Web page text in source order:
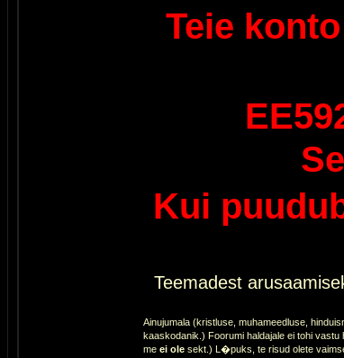
Teie
Kui
Teemadest
Ainujumala (kristluse, muhameedluse,
kaaskodanik.) Foorumi haldajale ei tohi
me ei olesekt.) L�puks, te risud olete